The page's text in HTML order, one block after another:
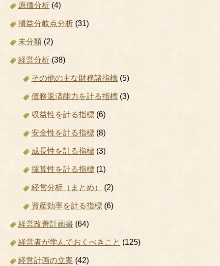
原価分析 (4)
損益分岐点分析 (31)
未分類 (2)
経営分析 (38)
その他の主な財務諸指標 (5)
債務返済能力を計る指標 (3)
収益性を計る指標 (6)
安全性を計る指標 (8)
成長性を計る指標 (3)
採算性を計る指標 (1)
経営分析（まとめ） (2)
資産効率を計る指標 (6)
経営改善計画書 (64)
経営者が学んでおくべきこと (125)
経営計画の立案 (42)